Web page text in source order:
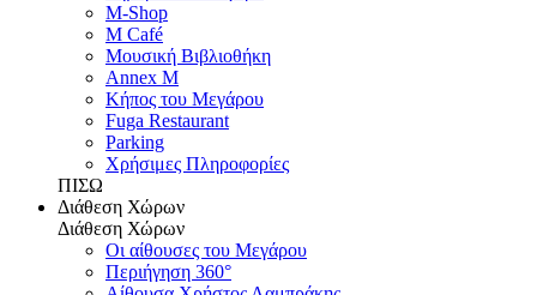
M-Shop
M Café
Μουσική Βιβλιοθήκη
Annex M
Κήπος του Μεγάρου
Fuga Restaurant
Parking
Χρήσιμες Πληροφορίες
ΠΙΣΩ
Διάθεση Χώρων
Διάθεση Χώρων
Οι αίθουσες του Μεγάρου
Περιήγηση 360°